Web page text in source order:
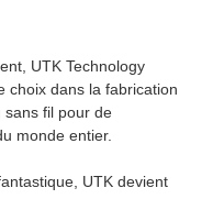
UTK Technology
choix dans la fabrication
sans fil pour de
monde entier.
UTK devient